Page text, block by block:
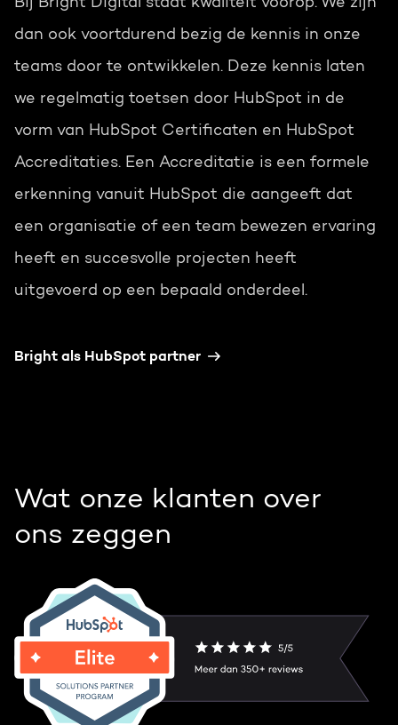
Bij Bright Digital staat kwaliteit voorop. We zijn
dan ook voortdurend bezig de kennis in onze
teams door te ontwikkelen. Deze kennis laten
we regelmatig toetsen door HubSpot in de
vorm van HubSpot Certificaten en HubSpot
Accreditaties. Een Accreditatie is een formele
erkenning vanuit HubSpot die aangeeft dat
een organisatie of een team bewezen ervaring
heeft en succesvolle projecten heeft
uitgevoerd op een bepaald onderdeel.
Bright als HubSpot partner
Wat onze klanten over
ons zeggen